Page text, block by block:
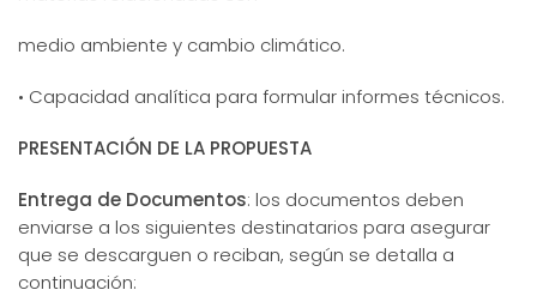
medio ambiente y cambio climático.
• Capacidad analítica para formular informes técnicos.
PRESENTACIÓN DE LA PROPUESTA
Entrega de Documentos: los documentos deben
enviarse a los siguientes destinatarios para asegurar
que se descarguen o reciban, según se detalla a
continuación: